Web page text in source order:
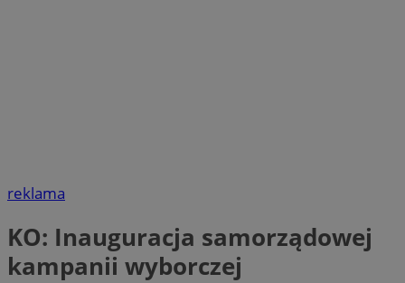
reklama
KO: Inauguracja samorządowej
kampanii wyborczej